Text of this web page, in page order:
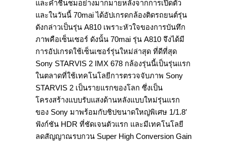
และคำชื่นชมอย่างมากมายหลังจากการเปิดตัว
และในวันนี้ 70mai ได้อัปเกรดกล้องติดรถยนต์รุ่น
ดังกล่าวเป็นรุ่น A810 เพราะหัวใจของการบันทึก
ภาพคือเซ็นเซอร์ ดังนั้น 70mai รุ่น A810 จึงได้มี
การอัปเกรดใช้เซ็นเซอร์รุ่นใหม่ล่าสุด ที่ดีที่สุด
Sony STARVIS 2 IMX 678 กล้องรุ่นนี้เป็นรุ่นแรก
ในตลาดที่ใช้เทคโนโลยีการตรวจจับภาพ Sony
STARVIS 2 เป็นรายแรกของโลก ซึ่งเป็น
โครงสร้างแบบรับแสงด้านหลังแบบใหม่รุ่นแรก
ของ Sony มาพร้อมกับชิปขนาดใหญ่พิเศษ 1/1.8′
ฟังก์ชัน HDR ที่ชัดเจนตัวแรก และมีเทคโนโลยี
ลดสัญญาณรบกวน Super High Conversion Gain